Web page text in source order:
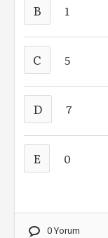
B 1
C 5
D 7
E 0
0 Yorum